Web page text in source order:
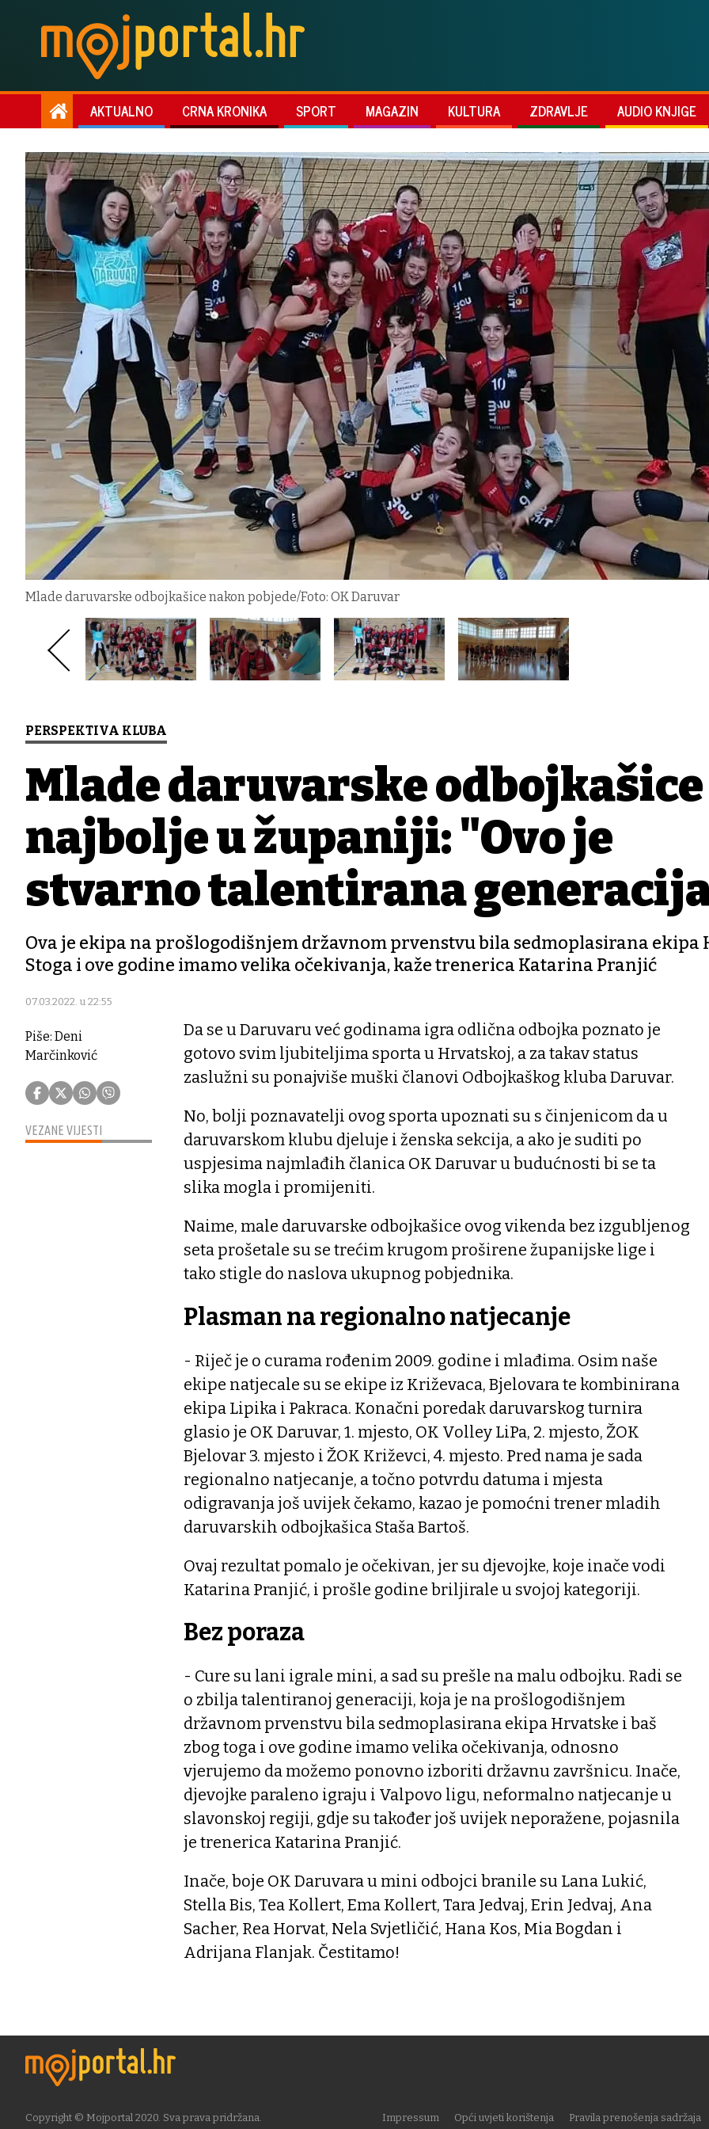
AKTUALNO CRNA KRONIKA SPORT MAGAZIN KULTURA ZDRAVLJE AUDIO KNJIGE
Mlade daruvarske odbojkašice nakon pobjede/Foto: OK Daruvar
PERSPEKTIVA KLUBA
Mlade daruvarske odbojkašice
najbolje u županiji: "Ovo je
stvarno talentirana
Ova je ekipa na prošlogodišnjem državnom prvenstvu bila sedmoplasirana ekipa
Stoga i ove godine imamo velika očekivanja, kaže trenerica Katarina Pranjić
07.03.2022. u 22:55
Piše: Deni
Marčinković
VEZANE VIJESTI
Da se u Daruvaru već godinama igra odlična odbojka poznato je
gotovo svim ljubiteljima sporta u Hrvatskoj, a za takav status
zaslužni su ponajviše muški članovi Odbojkaškog kluba Daruvar.
No, bolji poznavatelji ovog sporta upoznati su s činjenicom da u
daruvarskom klubu djeluje i ženska sekcija, a ako je suditi po
uspjesima najmlađih članica OK Daruvar u budućnosti bi se ta
slika mogla i promijeniti.
Naime, male daruvarske odbojkašice ovog vikenda bez izgubljenog
seta prošetale su se trećim krugom proširene županijske lige i
tako stigle do naslova ukupnog pobjednika.
Plasman na regionalno natjecanje
- Riječ je o curama rođenim 2009. godine i mlađima. Osim naše
ekipe natjecale su se ekipe iz Križevaca, Bjelovara te kombinirana
ekipa Lipika i Pakraca. Konačni poredak daruvarskog turnira
glasio je OK Daruvar, 1. mjesto, OK Volley LiPa, 2. mjesto, ŽOK
Bjelovar 3. mjesto i ŽOK Križevci, 4. mjesto. Pred nama je sada
regionalno natjecanje, a točno potvrdu datuma i mjesta
odigravanja još uvijek čekamo, kazao je pomoćni trener mladih
daruvarskih odbojkašica Staša Bartoš.
Ovaj rezultat pomalo je očekivan, jer su djevojke, koje inače vodi
Katarina Pranjić, i prošle godine briljirale u svojoj kategoriji.
Bez poraza
- Cure su lani igrale mini, a sad su prešle na malu odbojku. Radi se
o zbilja talentiranoj generaciji, koja je na prošlogodišnjem
državnom prvenstvu bila sedmoplasirana ekipa Hrvatske i baš
zbog toga i ove godine imamo velika očekivanja, odnosno
vjerujemo da možemo ponovno izboriti državnu završnicu. Inače,
djevojke paraleno igraju i Valpovo ligu, neformalno natjecanje u
slavonskoj regiji, gdje su također još uvijek neporažene, pojasnila
je trenerica Katarina Pranjić.
Inače, boje OK Daruvara u mini odbojci branile su Lana Lukić,
Stella Bis, Tea Kollert, Ema Kollert, Tara Jedvaj, Erin Jedvaj, Ana
Sacher, Rea Horvat, Nela Svjetličić, Hana Kos, Mia Bogdan i
Adrijana Flanjak. Čestitamo!
Copyright © Mojportal 2020. Sva prava pridržana. Impressum Opći uvjeti korištenja Pravila prenošenja sadržaja